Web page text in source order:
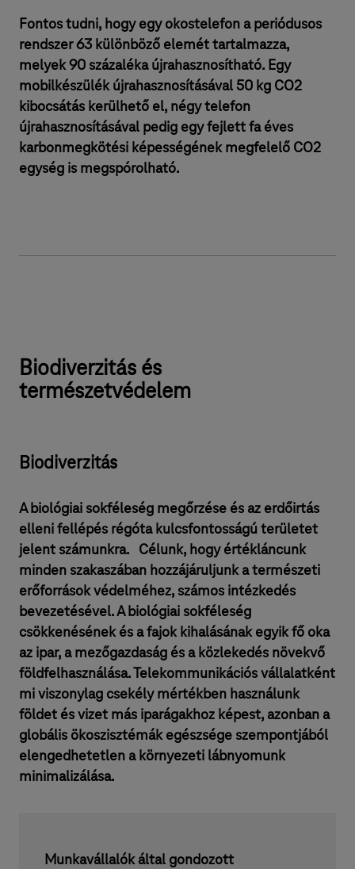
Fontos tudni, hogy egy okostelefon a periódusos
rendszer 63 különböző elemét tartalmazza,
melyek 90 százaléka újrahasznosítható. Egy
mobilkészülék újrahasznosításával 50 kg CO2
kibocsátás kerülhető el, négy telefon
újrahasznosításával pedig egy fejlett fa éves
karbonmegkötési képességének megfelelő CO2
egység is megspórolható.
Biodiverzitás és
természetvédelem
Biodiverzitás
⁣A biológiai sokféleség megőrzése és az erdőirtás
elleni fellépés régóta kulcsfontosságú területet
jelent számunkra. Célunk, hogy értékláncunk
minden szakaszában hozzájáruljunk a természeti
erőforrások védelméhez, számos intézkedés
bevezetésével. A biológiai sokféleség
csökkenésének és a fajok kihalásának egyik fő oka
az ipar, a mezőgazdaság és a közlekedés növekvő
földfelhasználása. Telekommunikációs vállalatként
mi viszonylag csekély mértékben használunk
földet és vizet más iparágakhoz képest, azonban a
globális ökoszisztémák egészsége szempontjából
elengedhetetlen a környezeti lábnyomunk
minimalizálása.
Munkavállalók által gondozott